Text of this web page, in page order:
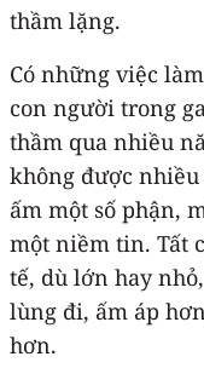
thầm lặng.
Có những việc
con người trong
thầm qua nhiều
không được
ấm một số phận,
một niềm tin. Tất
tế, dù lớn hay
lùng đi, ấm áp
hơn.